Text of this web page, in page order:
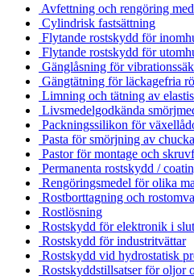
Avfettning och rengöring
Cylindrisk fastsättning
Flytande rostskydd för
Flytande rostskydd för
Gänglåsning för
Gängtätning för läckagefria
Limning och tätning av
Livsmedelgodkända
Packningssilikon för
Pasta för smörjning av
Pastor för montage och
Permanenta rostskydd /
Rengöringsmedel för olika
Rostborttagning och
Rostlösning
Rostskydd för elektronik i
Rostskydd för industritvättar
Rostskydd vid hydrostatisk
Rostskyddstillsatser för oljor